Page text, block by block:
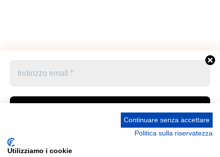
Accetto le condizioni generali e di ricevere le
newsletter
Privacy Policy –
UNIONE STAMPA SPORTIVA ITALIANA GRUPPO
Continuare senza accettare
Politica sulla riservatezza
Utilizziamo i cookie